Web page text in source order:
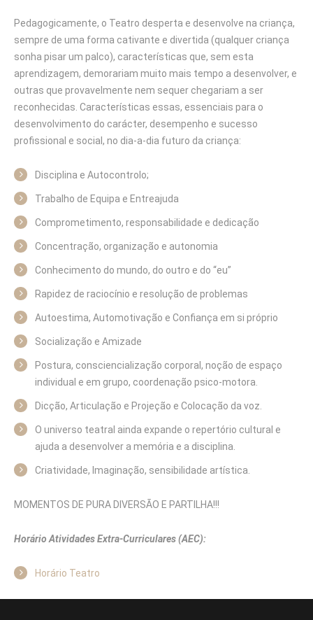
Pedagogicamente, o Teatro desperta e desenvolve na criança,
sempre de uma forma cativante e divertida (qualquer criança
sonha pisar um palco), características que, sem esta
aprendizagem, demorariam muito mais tempo a desenvolver, e
outras que provavelmente nem sequer chegariam a ser
reconhecidas. Características essas, essenciais para o
desenvolvimento do carácter, desempenho e sucesso
profissional e social, no dia-a-dia futuro da criança:
Disciplina e Autocontrolo;
Trabalho de Equipa e Entreajuda
Comprometimento, responsabilidade e dedicação
Concentração, organização e autonomia
Conhecimento do mundo, do outro e do “eu”
Rapidez de raciocínio e resolução de problemas
Autoestima, Automotivação e Confiança em si próprio
Socialização e Amizade
Postura, consciencialização corporal, noção de espaço
individual e em grupo, coordenação psico-motora.
Dicção, Articulação e Projeção e Colocação da voz.
O universo teatral ainda expande o repertório cultural e
ajuda a desenvolver a memória e a disciplina.
Criatividade, Imaginação, sensibilidade artística.
MOMENTOS DE PURA DIVERSÃO E PARTILHA!!!
Horário Atividades Extra-Curriculares (AEC):
Horário Teatro